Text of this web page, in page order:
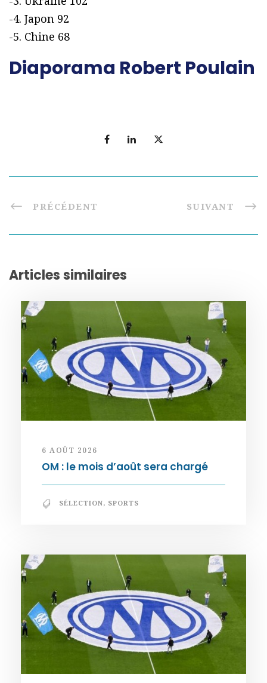
-4. Japon 92
-5. Chine 68
Diaporama Robert Poulain
PRÉCÉDENT SUIVANT
Articles similaires
6 AOÛT 2026
OM : le mois d’août sera chargé
SÉLECTION, SPORTS